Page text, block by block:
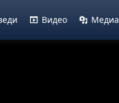
Видео Медиа